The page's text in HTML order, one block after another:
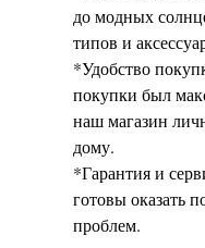
до модных
типов и
*Удобство
покупки был
наш магазин
дому.
*Гарантия и
готовы оказать
проблем.